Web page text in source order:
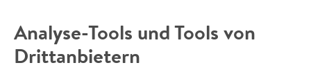
Analyse-Tools und Tools von
Drittanbietern